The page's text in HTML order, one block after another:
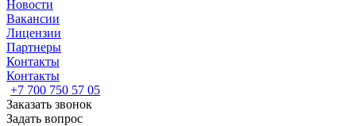
Новости
Вакансии
Лицензии
Партнеры
Контакты
Контакты
+7 700 750 57 05
Заказать звонок
Задать вопрос